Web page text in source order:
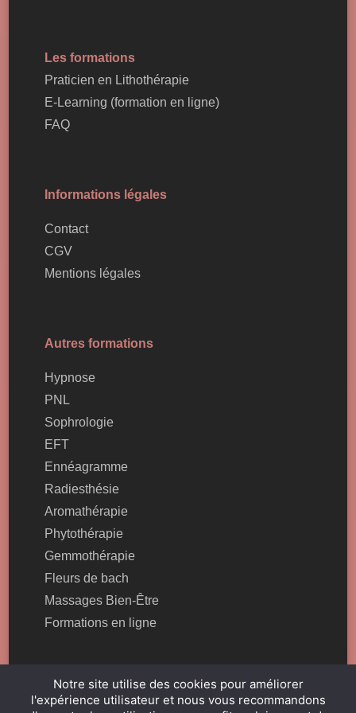
Les formations
Praticien en Lithothérapie
E-Learning (formation en ligne)
FAQ
Informations légales
Contact
CGV
Mentions légales
Autres formations
Hypnose
PNL
Sophrologie
EFT
Ennéagramme
Radiesthésie
Aromathérapie
Phytothérapie
Gemmothérapie
Fleurs de bach
Massages Bien-Être
Formations en ligne
Notre site utilise des cookies pour améliorer
l'expérience utilisateur et nous vous recommandons